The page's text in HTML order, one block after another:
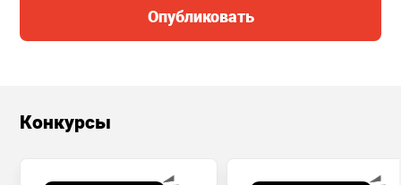
Опубликовать
Конкурсы